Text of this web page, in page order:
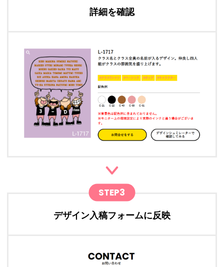
詳細を確認
STEP3
デザイン入稿フォームに反映